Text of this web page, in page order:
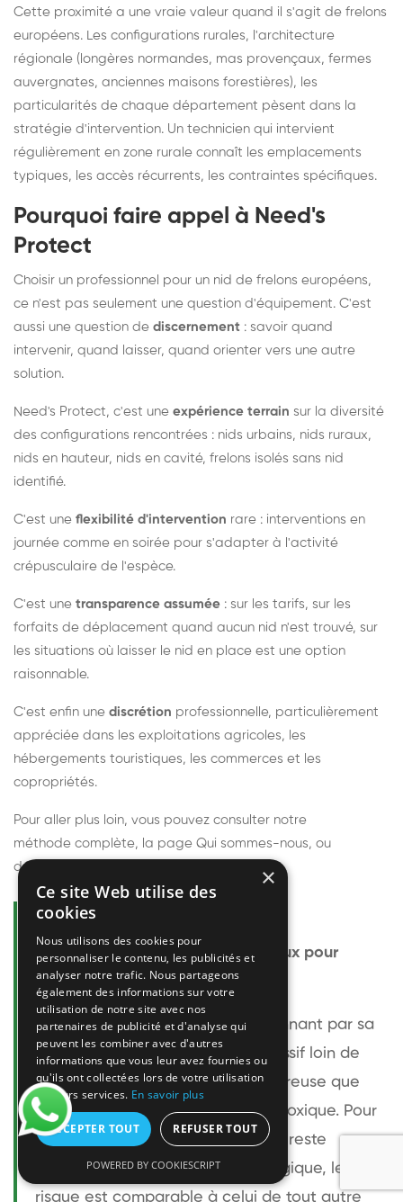
Cette proximité a une vraie valeur quand il s'agit de frelons
européens. Les configurations rurales, l'architecture
régionale (longères normandes, mas provençaux, fermes
auvergnates, anciennes maisons forestières), les
particularités de chaque département pèsent dans la
stratégie d'intervention. Un technicien qui intervient
régulièrement en zone rurale connaît les emplacements
typiques, les accès récurrents, les contraintes spécifiques.
Pourquoi faire appel à Need's
Protect
Choisir un professionnel pour un nid de frelons européens,
ce n'est pas seulement une question d'équipement. C'est
aussi une question de discernement : savoir quand
intervenir, quand laisser, quand orienter vers une autre
solution.
Need's Protect, c'est une expérience terrain sur la diversité
des configurations rencontrées : nids urbains, nids ruraux,
nids en hauteur, nids en cavité, frelons isolés sans nid
identifié.
C'est une flexibilité d'intervention rare : interventions en
journée comme en soirée pour s'adapter à l'activité
crépusculaire de l'espèce.
C'est une transparence assumée : sur les tarifs, sur les
forfaits de déplacement quand aucun nid n'est trouvé, sur
les situations où laisser le nid en place est une option
raisonnable.
C'est enfin une discrétion professionnelle, particulièrement
appréciée dans les exploitations agricoles, les
hébergements touristiques, les commerces et les
copropriétés.
Pour aller plus loin, vous pouvez consulter notre
méthode complète, la page Qui sommes-nous, ou
découvrir
Questions fréquentes
Le frelon européen est-il dangereux pour
l'homme ?
Le frelon européen est impressionnant par sa
taille mais relativement peu agressif loin de
son nid. Sa piqûre est plus douloureuse que
celle d'une guêpe sans être plus toxique. Pour
une personne non allergique, elle reste
bénigne. Pour une personne allergique, le
risque est comparable à celui de tout autre
×
Ce site Web utilise des
cookies
Nous utilisons des cookies pour
personnaliser le contenu, les publicités et
analyser notre trafic. Nous partageons
également des informations sur votre
utilisation de notre site avec nos
partenaires de publicité et d'analyse qui
peuvent les combiner avec d'autres
informations que vous leur avez fournies ou
qu'ils ont collectées lors de votre utilisation
de leurs services. En savoir plus
ACCEPTER TOUT REFUSER TOUT
POWERED BY COOKIESCRIPT